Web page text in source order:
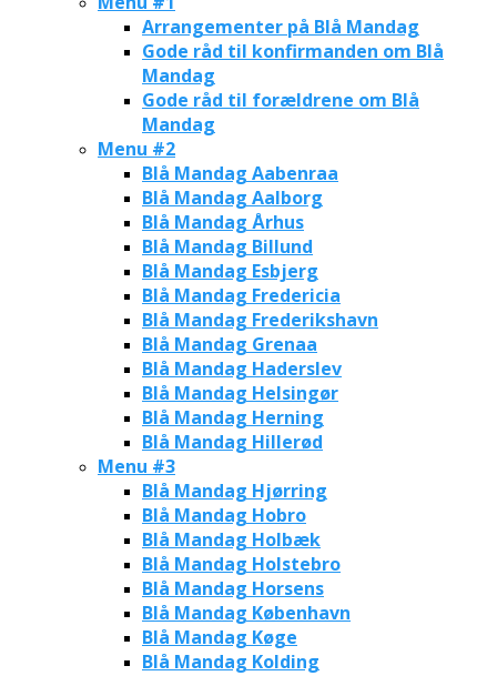
Arrangementer på Blå Mandag
Gode råd til konfirmanden om Blå
Mandag
Gode råd til forældrene om Blå
Mandag
Menu #2
Blå Mandag Aabenraa
Blå Mandag Aalborg
Blå Mandag Århus
Blå Mandag Billund
Blå Mandag Esbjerg
Blå Mandag Fredericia
Blå Mandag Frederikshavn
Blå Mandag Grenaa
Blå Mandag Haderslev
Blå Mandag Helsingør
Blå Mandag Herning
Blå Mandag Hillerød
Menu #3
Blå Mandag Hjørring
Blå Mandag Hobro
Blå Mandag Holbæk
Blå Mandag Holstebro
Blå Mandag Horsens
Blå Mandag København
Blå Mandag Køge
Blå Mandag Kolding